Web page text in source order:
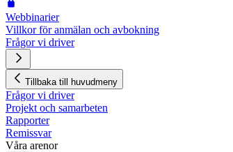
Webbinarier
Villkor för anmälan och avbokning
Frågor vi driver
Tillbaka till huvudmeny
Frågor vi driver
Projekt och samarbeten
Rapporter
Remissvar
Våra arenor